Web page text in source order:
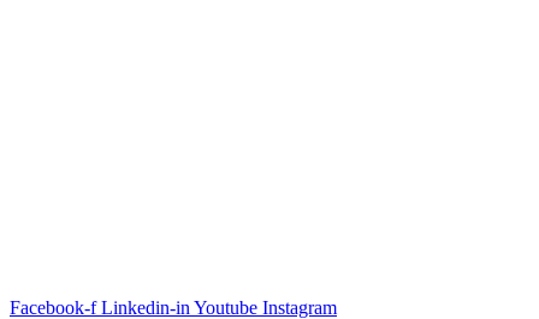
Facebook-f Linkedin-in Youtube Instagram